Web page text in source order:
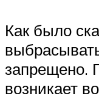
Как было
запрещено.
возникает